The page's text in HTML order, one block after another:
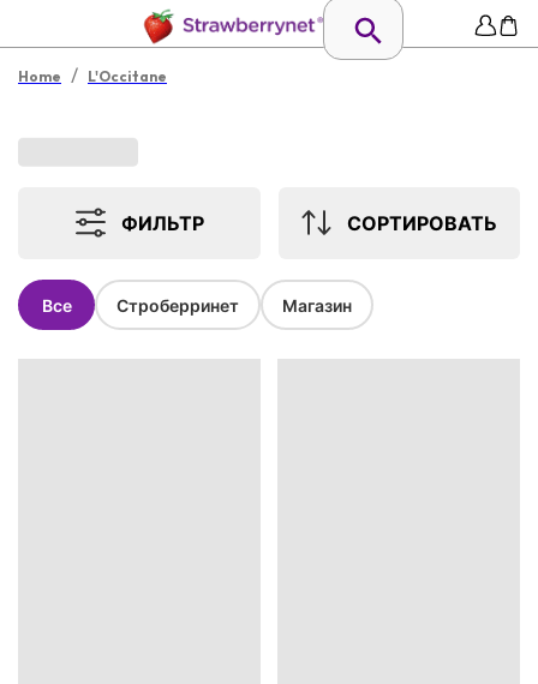
Home / L'Occitane
ФИЛЬТР СОРТИРОВАТЬ
Все Строберринет Магазин